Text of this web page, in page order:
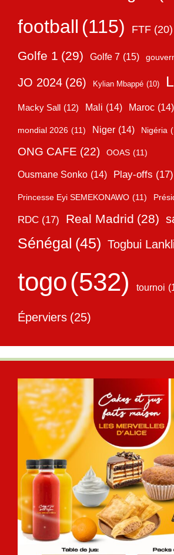
football (115) FTF (20)
Golfe 1 (29) Golfe 7 (15)
JO 2024 (26) Kylian Mbappé (10)
Macky Sall (12) Mali (14) Maroc (14)
mondial 2026 (11) Niger (14) Nigéria
ONG CAFE (22) OOAS (11)
Ousmane Sonko (14) Play-offs (17)
Princesse Eyi SEMEKONAWO (11)
RDC (17) Real Madrid (28)
Sénégal (45) Togbui
togo(532) tournoi
Éperviers (25)